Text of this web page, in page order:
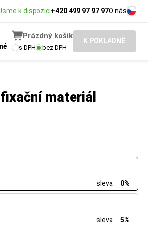
k dispozici+420 499 97 97 97O nás
Prázdný košík
s DPH bez DPH
K POKLADNĚ
materiál
sleva
0%
sleva
5%